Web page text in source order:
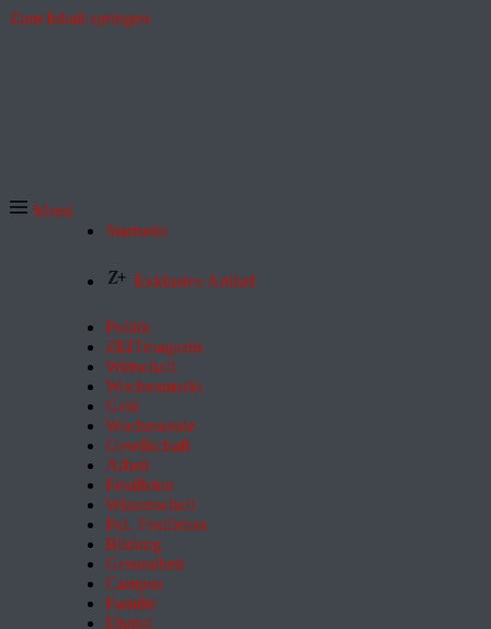
Zum Inhalt springen
Menü
Startseite
Exklusive Artikel
Politik
ZEITmagazin
Wirtschaft
Wochenmarkt
Geld
Wochenende
Gesellschaft
Arbeit
Feuilleton
Wissenschaft
Pol. Feuilleton
Bildung
Gesundheit
Campus
Familie
Digital